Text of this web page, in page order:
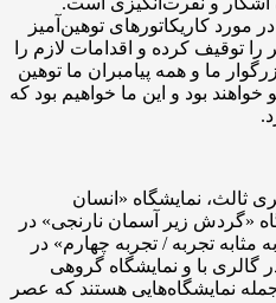
مورد کاریکاتورهای توهین‌آمیز
توقیف کرده و اقدامات لازم را
ما و همه پیامبران ما توهین
خواهند بود و این ما خواهیم بود که
ثالث، نمایشگاه «انسان
«گردش زیر آسمان نارنجی» در
تجربه / تجربه چهارم» در
گالری با و نمایشگاه گروهی
نمایشگاه‌هایی هستند که عصر